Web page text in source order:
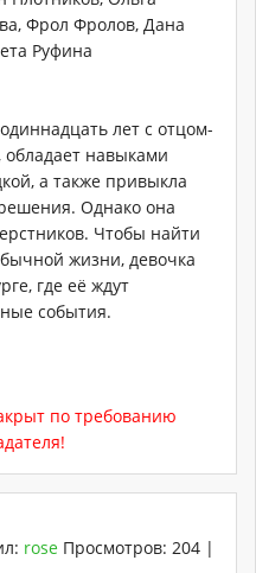
Фрол Фролов, Дана
Руфина
лет с отцом-
навыками
а также привыкла
Однако она
Чтобы найти
жизни, девочка
где её ждут
события.
по требованию
: rose Просмотров: 204 |